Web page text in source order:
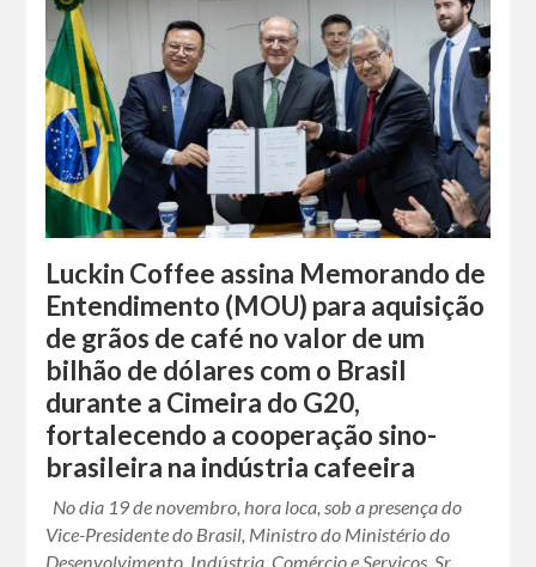
Luckin Coffee assina Memorando de
Entendimento (MOU) para aquisição
de grãos de café no valor de um
bilhão de dólares com o Brasil
durante a Cimeira do G20,
fortalecendo a cooperação sino-
brasileira na indústria cafeeira
No dia 19 de novembro, hora loca, sob a presença do
Vice-Presidente do Brasil, Ministro do Ministério do
Desenvolvimento, Indústria, Comércio e Serviços, Sr.